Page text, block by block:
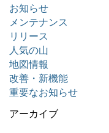
お知らせ
メンテナンス
リリース
人気の山
地図情報
改善・新機能
重要なお知らせ
アーカイブ